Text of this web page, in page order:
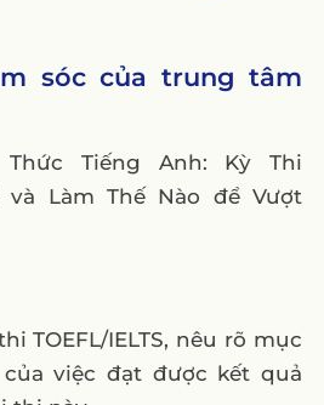
sóc của trung tâm
Tiếng Anh: Kỳ Thi
và Làm Thế Nào để Vượt
TOEFL/IELTS, nêu rõ mục
việc đạt được kết quả